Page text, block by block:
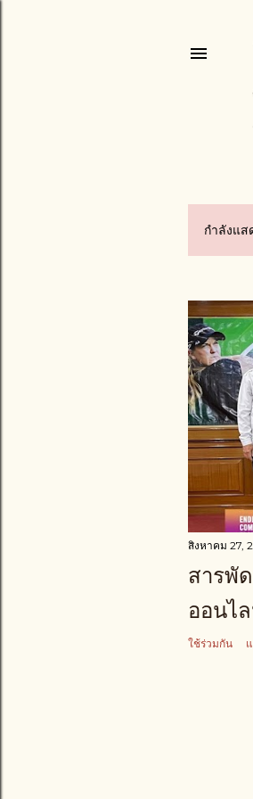
บ
ค
ว
า
ม
กำลังแส
สิงหาคม 27,
สารพั
ออนไ
ใช้ร่วมกัน